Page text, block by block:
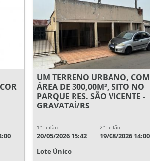
UM TERRENO URBANO, COM
ÁREA DE 300,00M², SITO NO
PARQUE RES. SÃO VICENTE -
GRAVATAÍ/RS
1° Leilão
20/05/2026 15:42
2° Leilão
19/08/2026 14:00
Lote Único